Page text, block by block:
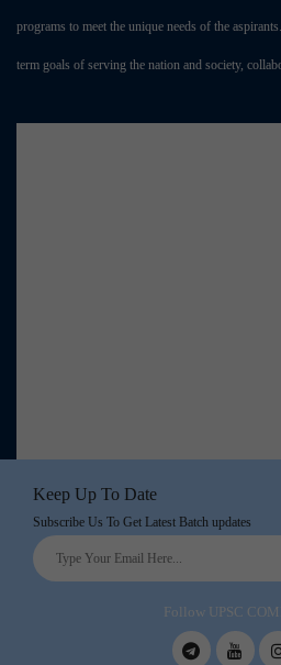
programs to meet the unique needs of the
term goals of serving the nation and society,
Follow UPSC
Keep Up To Date
Subscribe Us To Get Latest Batch updates